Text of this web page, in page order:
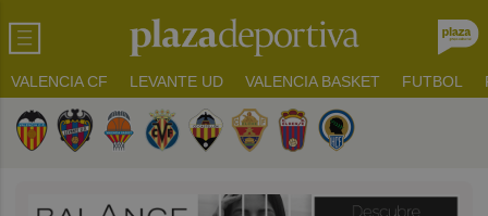
VALENCIA CF LEVANTE UD VALENCIA BASKET FUTBOL